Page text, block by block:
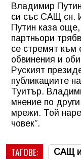
Владимир
си със САЩ сн.
Путин каза
партньори
се стремят към
обвинения и
Руският
публикациите
Туитър.
мнение по
мрежи. Той
човек”.
ТАГОВЕ: САЩ